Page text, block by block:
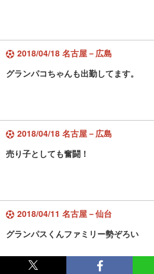
2018/04/18 名古屋－広島
グランパコちゃんも出勤してます。
2018/04/18 名古屋－広島
売り子としても奮闘！
2018/04/11 名古屋－仙台
グランパスくんファミリー勢ぞろい